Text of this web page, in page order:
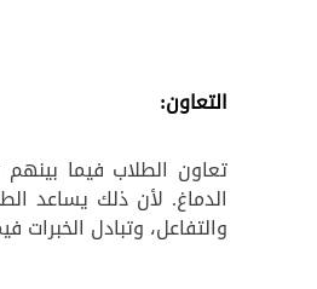
التعاون:
تعاون الطلاب فيما
الدماغ. لأن ذلك يساعد
والتفاعل، وتبادل الخبرات